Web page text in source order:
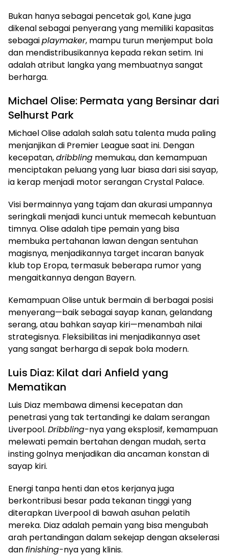
Bukan hanya sebagai pencetak gol, Kane juga
dikenal sebagai penyerang yang memiliki kapasitas
sebagaiplaymaker, mampu turun menjemput bola
dan mendistribusikannya kepada rekan setim. Ini
adalah atribut langka yang membuatnya sangat
berharga.
Michael Olise: Permata yang Bersinar dari
Selhurst Park
Michael Olise adalah salah satu talenta muda paling
menjanjikan di Premier League saat ini. Dengan
kecepatan,dribbling memukau, dan kemampuan
menciptakan peluang yang luar biasa dari sisi sayap,
ia kerap menjadi motor serangan Crystal Palace.
Visi bermainnya yang tajam dan akurasi umpannya
seringkali menjadi kunci untuk memecah kebuntuan
timnya. Olise adalah tipe pemain yang bisa
membuka pertahanan lawan dengan sentuhan
magisnya, menjadikannya target incaran banyak
klub top Eropa, termasuk beberapa rumor yang
mengaitkannya dengan Bayern.
Kemampuan Olise untuk bermain di berbagai posisi
menyerang—baik sebagai sayap kanan, gelandang
serang, atau bahkan sayap kiri—menambah nilai
strategisnya. Fleksibilitas ini menjadikannya aset
yang sangat berharga di sepak bola modern.
Luis Diaz: Kilat dari Anfield yang
Mematikan
Luis Diaz membawa dimensi kecepatan dan
penetrasi yang tak tertandingi ke dalam serangan
Liverpool. Dribbling-nya yang eksplosif, kemampuan
melewati pemain bertahan dengan mudah, serta
insting golnya menjadikan dia ancaman konstan di
sayap kiri.
Energi tanpa henti dan etos kerjanya juga
berkontribusi besar pada tekanan tinggi yang
diterapkan Liverpool di bawah asuhan pelatih
mereka. Diaz adalah pemain yang bisa mengubah
arah pertandingan dalam sekejap dengan akselerasi
danfinishing-nya yang klinis.